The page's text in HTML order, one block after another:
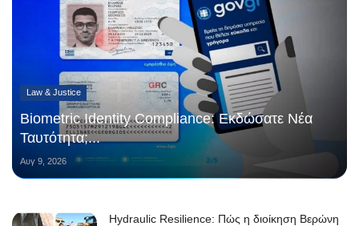
Law & Justice
Biometric Identity Compliance: Εκδώσατε Νέα
Ταυτότητα;...
Αυγ 9, 2026
Hydraulic Resilience: Πώς η διοίκηση Βερώνη